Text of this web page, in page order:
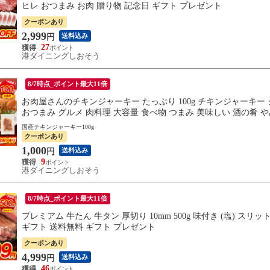
ヒレ おつまみ お肉 贈り物 記念日 ギフト プレゼント
クーポンあり
2,999 円 送料込み
27
港ダイニングしおそう
8/7時点_ポイント最大11倍
お肉屋さんのチキンジャーキー たっぷり 100g チキンジャーキ
おつまみ グルメ 肉料理 大容量 食べ物 つまみ 美味しい 酒の肴
国産チキンジャーキー100g
クーポンあり
1,000 円 送料込み
9
港ダイニングしおそう
8/7時点_ポイント最大11倍
プレミアム 牛たん 牛タン 厚切り 10mm 500g 味付き (塩) スリ
ギフト 送料無料 ギフト プレゼント
クーポンあり
4,999 円 送料込み